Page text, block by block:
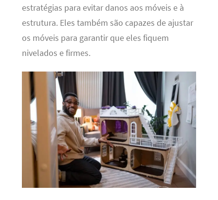
estratégias para evitar danos aos móveis e à
estrutura. Eles também são capazes de ajustar
os móveis para garantir que eles fiquem
nivelados e firmes.